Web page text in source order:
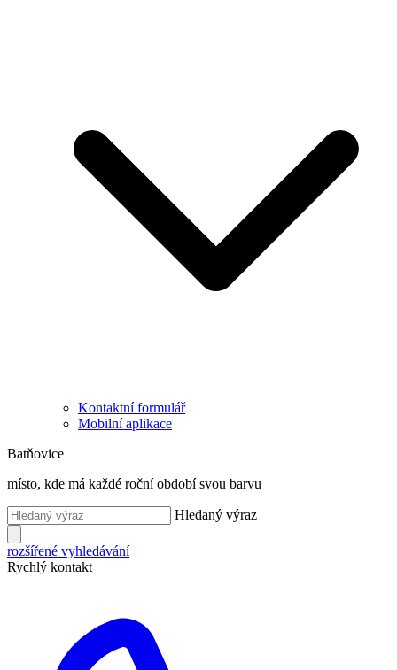
Kontaktní formulář
Mobilní aplikace
Batňovice
místo, kde má každé roční období svou barvu
Hledaný výraz
rozšířené vyhledávání
Rychlý kontakt